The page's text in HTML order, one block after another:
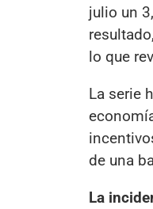
julio un
lo que
La serie
de una
La